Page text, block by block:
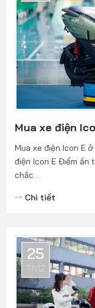
Mua xe điện
Mua xe điện Icon E
điện Icon E Điểm ấn
chắc...
Chi tiết
25
Th12